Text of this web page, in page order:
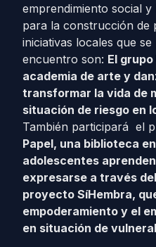
emprendimiento social
para la construcción de
iniciativas locales que
encuentro son: El
academia de arte y
transformar la vida de
situación de riesgo en
También participará el
Papel, una biblioteca
adolescentes
expresarse a través
proyecto SíHembra,
empoderamiento y el
en situación de